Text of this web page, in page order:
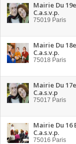
Mairie Du
C.a.s.v.p.
75019 Paris
Mairie Du
C.a.s.v.p.
75018 Paris
Mairie Du
C.a.s.v.p
75017 Paris
Mairie Du 16
C.a.s.v.p.
75016 Paris